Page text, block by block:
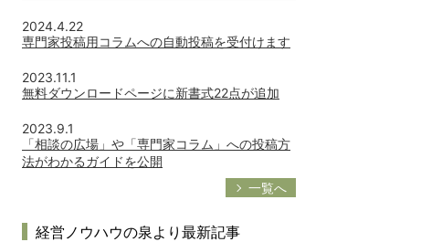
2024.4.22
専門家投稿用コラムへの自動投稿を受付けます
2023.11.1
無料ダウンロードページに新書式22点が追加
2023.9.1
「相談の広場」や「専門家コラム」への投稿方
法がわかるガイドを公開
一覧へ
経営ノウハウの泉より最新記事